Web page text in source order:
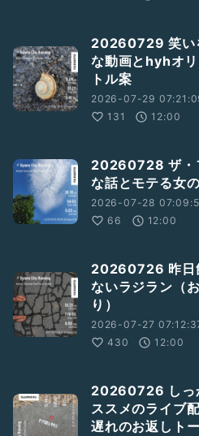
20260729 笑い
な動画とhyhオ
トル案
2026-07-29
131
12:00
20260728 ザ・
な話とモテる女
2026-07-28
66
12:00
20260726 昨日
ないラジラン（
り）
2026-07-27
430
12:00
20260726 しっ
ススメのライブ
遅れのお返しト